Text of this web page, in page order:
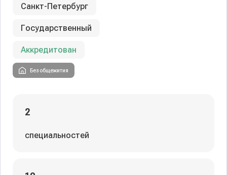
Санкт-Петербург
Государственный
Аккредитован
Без общежития
2
специальностей